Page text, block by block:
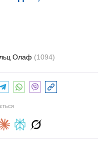
Олаф (1094)